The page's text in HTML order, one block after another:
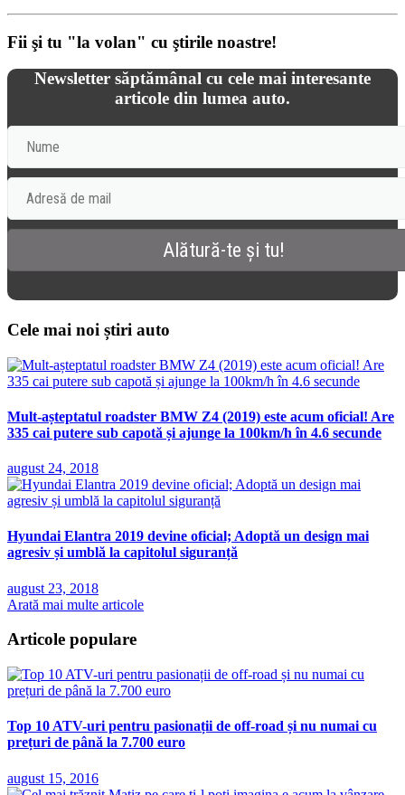
Fii şi tu "la volan" cu ştirile noastre!
Newsletter săptămânal cu cele mai interesante
articole din lumea auto.
Cele mai noi știri auto
Mult-așteptatul roadster BMW Z4 (2019) este acum oficial! Are
335 cai putere sub capotă și ajunge la 100km/h în 4.6 secunde
august 24, 2018
Hyundai Elantra 2019 devine oficial; Adoptă un design mai
agresiv și umblă la capitolul siguranță
august 23, 2018
Arată mai multe articole
Articole populare
Top 10 ATV-uri pentru pasionații de off-road și nu numai cu
prețuri de până la 7.700 euro
august 15, 2016